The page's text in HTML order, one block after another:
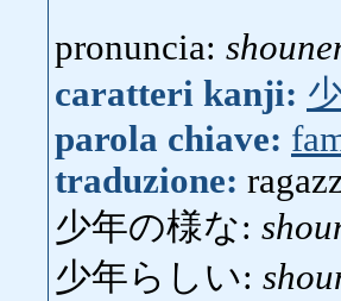
pronuncia:
caratteri kanji:
parola chiave:
traduzione:
少年の様な:
少年らしい: